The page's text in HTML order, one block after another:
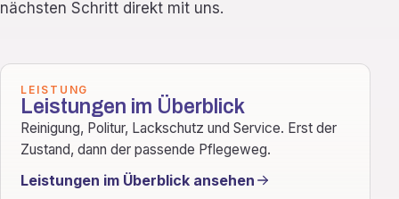
nächsten Schritt direkt mit uns.
LEISTUNG
Leistungen im Überblick
Reinigung, Politur, Lackschutz und Service. Erst der
Zustand, dann der passende Pflegeweg.
Leistungen im Überblick ansehen